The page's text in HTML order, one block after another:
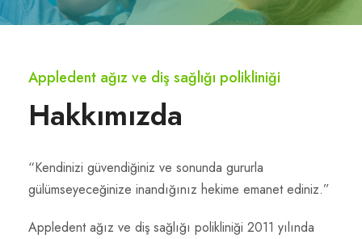
Appledent ağız ve diş sağlığı polikliniği
Hakkımızda
“Kendinizi güvendiğiniz ve sonunda gururla
gülümseyeceğinize inandığınız hekime emanet ediniz.”
Appledent ağız ve diş sağlığı polikliniği 2011 yılında